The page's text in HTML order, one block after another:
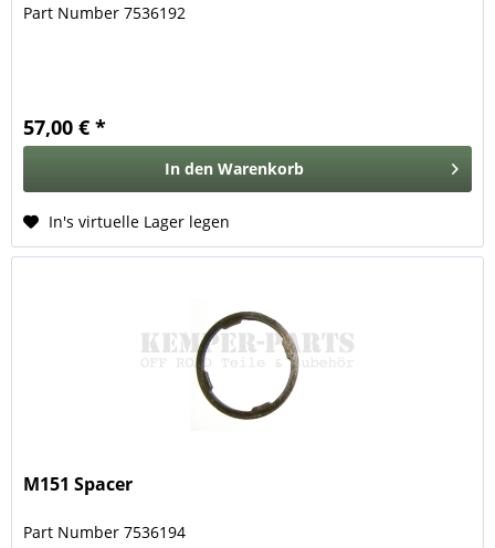
Part Number 7536192
57,00 € *
In den Warenkorb
In's virtuelle Lager legen
M151 Spacer
Part Number 7536194